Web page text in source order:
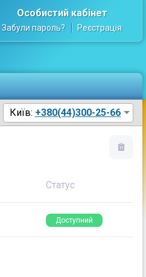
Особистий кабінет
Забули пароль? Реєстрація
Київ: +380(44)300-25-66
Статус
Доступний